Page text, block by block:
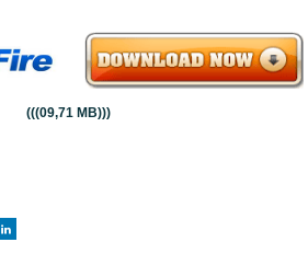
(((09,71 MB)))